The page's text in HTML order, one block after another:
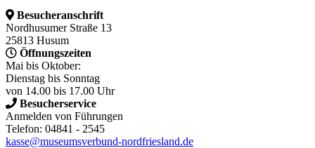
Besucheranschrift
Nordhusumer Straße 13
25813 Husum
Öffnungszeiten
Mai bis Oktober:
Dienstag bis Sonntag
von 14.00 bis 17.00 Uhr
Besucherservice
Anmelden von Führungen
Telefon: 04841 - 2545
kasse@museumsverbund-nordfriesland.de